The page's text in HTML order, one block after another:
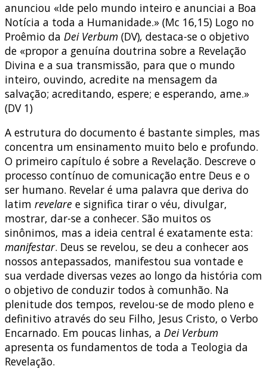
anunciou «Ide pelo mundo inteiro e anunciai a Boa
Notícia a toda a Humanidade.» (Mc 16,15) Logo no
Proêmio da Dei Verbum (DV), destaca-se o objetivo
de «propor a genuína doutrina sobre a Revelação
Divina e a sua transmissão, para que o mundo
inteiro, ouvindo, acredite na mensagem da
salvação; acreditando, espere; e esperando, ame.»
(DV 1)
A estrutura do documento é bastante simples, mas
concentra um ensinamento muito belo e profundo.
O primeiro capítulo é sobre a Revelação. Descreve o
processo contínuo de comunicação entre Deus e o
ser humano. Revelar é uma palavra que deriva do
latim revelare e significa tirar o véu, divulgar,
mostrar, dar-se a conhecer. São muitos os
sinônimos, mas a ideia central é exatamente esta:
manifestar. Deus se revelou, se deu a conhecer aos
nossos antepassados, manifestou sua vontade e
sua verdade diversas vezes ao longo da história com
o objetivo de conduzir todos à comunhão. Na
plenitude dos tempos, revelou-se de modo pleno e
definitivo através do seu Filho, Jesus Cristo, o Verbo
Encarnado. Em poucas linhas, a Dei Verbum
apresenta os fundamentos de toda a Teologia da
Revelação.